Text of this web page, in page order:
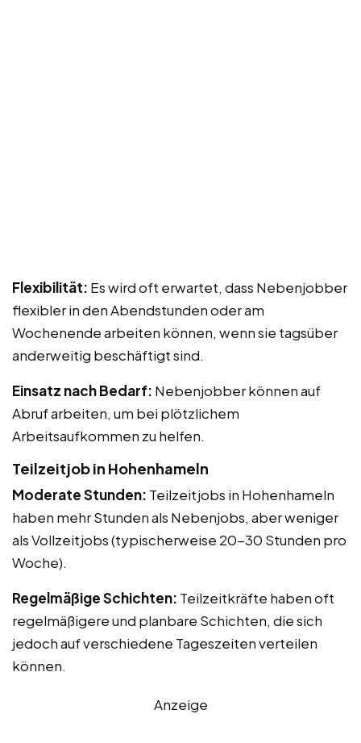
Flexibilität: Es wird oft erwartet, dass Nebenjobber
flexibler in den Abendstunden oder am
Wochenende arbeiten können, wenn sie tagsüber
anderweitig beschäftigt sind.
Einsatz nach Bedarf: Nebenjobber können auf
Abruf arbeiten, um bei plötzlichem
Arbeitsaufkommen zu helfen.
Teilzeitjob in Hohenhameln
Moderate Stunden: Teilzeitjobs in Hohenhameln
haben mehr Stunden als Nebenjobs, aber weniger
als Vollzeitjobs (typischerweise 20-30 Stunden pro
Woche).
Regelmäßige Schichten: Teilzeitkräfte haben oft
regelmäßigere und planbare Schichten, die sich
jedoch auf verschiedene Tageszeiten verteilen
können.
Anzeige